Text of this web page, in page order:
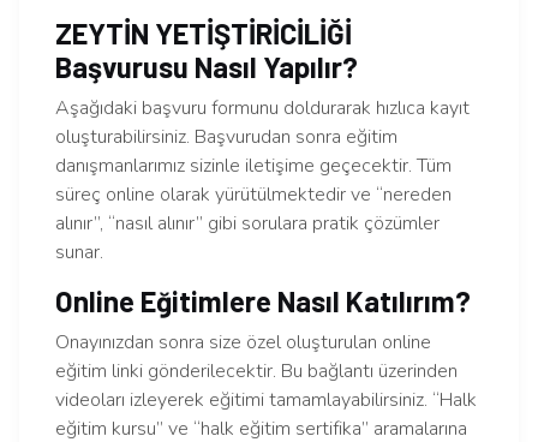
ZEYTİN YETİŞTİRİCİLİĞİ
Başvurusu Nasıl Yapılır?
Aşağıdaki başvuru formunu doldurarak hızlıca kayıt
oluşturabilirsiniz. Başvurudan sonra eğitim
danışmanlarımız sizinle iletişime geçecektir. Tüm
süreç online olarak yürütülmektedir ve “nereden
alınır”, “nasıl alınır” gibi sorulara pratik çözümler
sunar.
Online Eğitimlere Nasıl Katılırım?
Onayınızdan sonra size özel oluşturulan online
eğitim linki gönderilecektir. Bu bağlantı üzerinden
videoları izleyerek eğitimi tamamlayabilirsiniz. “Halk
eğitim kursu” ve “halk eğitim sertifika” aramalarına